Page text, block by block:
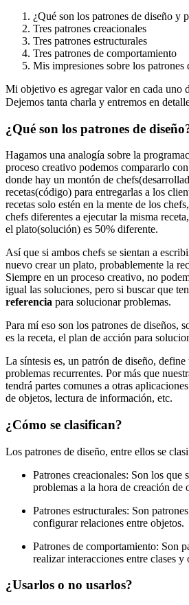
¿Qué son los patrones de diseño y
Tres patrones creacionales
Tres patrones estructurales
Tres patrones de comportamiento
Mis impresiones sobre los patrones
Mi objetivo es agregar valor en cada uno
Dejemos tanta charla y entremos en
¿Qué son los patrones de
Hagamos una analogía sobre la
proceso creativo podemos compararlo
donde hay un montón de
recetas(código) para entregarlas a los
recetas solo estén en la mente de los
chefs diferentes a ejecutar la misma
el plato(solución) es 50% diferente.
Así que si ambos chefs se sientan a
nuevo crear un plato, probablemente la
Siempre en un proceso creativo, no
igual las soluciones, pero si buscar que
referencia para solucionar problemas.
Para mí eso son los patrones de diseños,
es la receta, el plan de acción para
La síntesis es, un patrón de diseño,
problemas recurrentes. Por más que
tendrá partes comunes a otras
de objetos, lectura de información, etc.
¿Cómo se clasifican?
Los patrones de diseño, entre ellos se
Patrones creacionales: Son los que
problemas a la hora de creación de
Patrones estructurales: Son
configurar relaciones entre objetos.
Patrones de comportamiento: Son
realizar interacciones entre clases y
¿Usarlos o no usarlos?